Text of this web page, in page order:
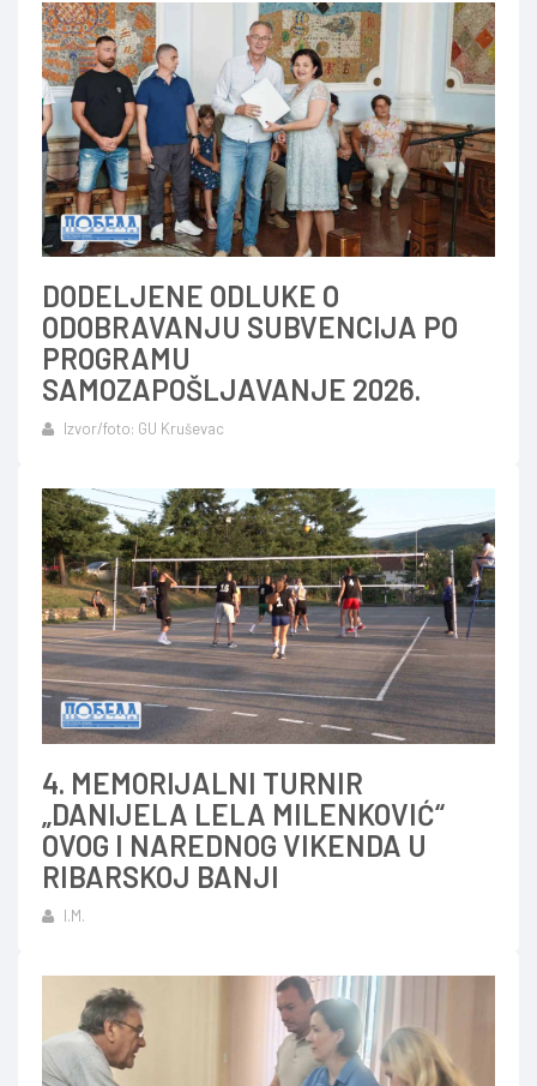
DODELJENE ODLUKE O
ODOBRAVANJU SUBVENCIJA PO
PROGRAMU
SAMOZAPOŠLJAVANJE 2026.
Izvor/foto: GU Kruševac
4. MEMORIJALNI TURNIR
„DANIJELA LELA MILENKOVIĆ“
OVOG I NAREDNOG VIKENDA U
RIBARSKOJ BANJI
I.M.